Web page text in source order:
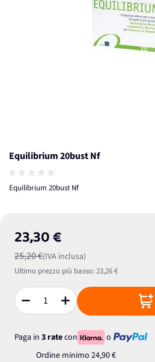
Equilibrium 20bust Nf
Equilibrium 20bust Nf
23,30 €
25,20 €(IVA inclusa)
Ultimo prezzo più basso:23,26 €
Quantità
Paga in 3 ratecon
o
Ordine minimo 24,90 €